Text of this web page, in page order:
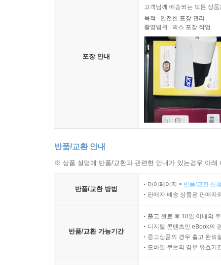
포장 안내
고객님께 배송되는 모든 상
목적 : 안전한 포장 관리
촬영범위 : 박스 포장 작업
반품/교환 안내
※ 상품 설명에 반품/교환과 관련한 안내가 있는경우 아
반품/교환 방법
마이페이지 > 반품/교환 신
판매자 배송 상품은 판매자
반품/교환 가능기간
출고 완료 후 10일 이내의
디지털 콘텐츠인 eBook의
중고상품의 경우 출고 완료
모바일 쿠폰의 경우 유효기